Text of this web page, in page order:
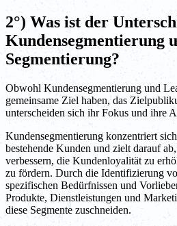
2°) Was ist der
Kundensegmentierung
Segmentierung?
Obwohl Kundensegmentierung und
gemeinsame Ziel haben, das
unterscheiden sich ihr Fokus und ihre
Kundensegmentierung konzentriert
bestehende Kunden und zielt darauf
verbessern, die Kundenloyalität zu
zu fördern. Durch die Identifizierung
spezifischen Bedürfnissen und
Produkte, Dienstleistungen und
diese Segmente zuschneiden.